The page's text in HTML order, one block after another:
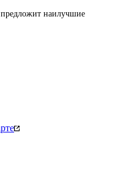
предложит наилучшие